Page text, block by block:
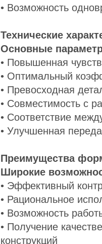
• Возможность
Технические
Основные
• Повышенная
• Оптимальный
• Превосходная
• Совместимость с
• Соответствие
• Улучшенная
Преимущества
Широкие
• Эффективный
• Рациональное
• Возможность
• Получение
конструкций